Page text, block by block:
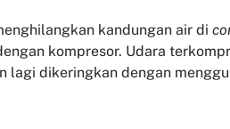
kandungan air di
kompresor. Udara
lagi dikeringkan dengan